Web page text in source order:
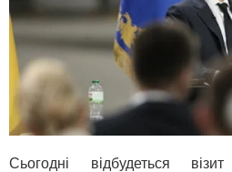
Сьогодні відбудеться